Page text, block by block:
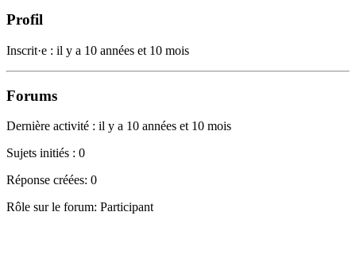
Profil
Inscrit·e : il y a 10 années et 10 mois
Forums
Dernière activité : il y a 10 années et 10 mois
Sujets initiés : 0
Réponse créées: 0
Rôle sur le forum: Participant